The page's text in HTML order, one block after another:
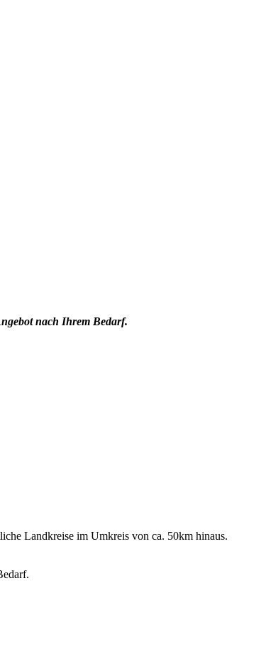
nach Ihrem Bedarf.
Landkreise im Umkreis von ca. 50km hinaus.